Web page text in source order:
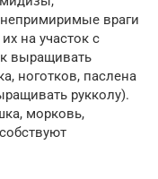
враги
на участок с
выращивать
ноготков, паслена
рукколу).
морковь,